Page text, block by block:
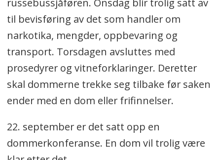
russebussjåføren. Onsdag blir trolig satt av
til bevisføring av det som handler om
narkotika, mengder, oppbevaring og
transport. Torsdagen avsluttes med
prosedyrer og vitneforklaringer. Deretter
skal dommerne trekke seg tilbake før saken
ender med en dom eller frifinnelser.
22. september er det satt opp en
dommerkonferanse. En dom vil trolig være